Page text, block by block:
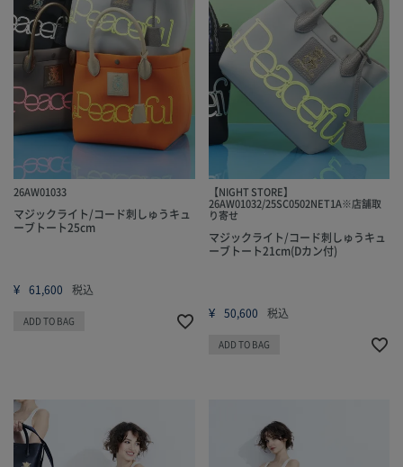
26AW01033
マジックライト/コード刺しゅうキュ
ーブトート25cm
¥ 61,600 税込
ADD TO BAG
【NIGHT STORE】
26AW01032/25SC0502NET1A※店舗取
り寄せ
マジックライト/コード刺しゅうキュ
ーブトート21cm(Dカン付)
¥ 50,600 税込
ADD TO BAG